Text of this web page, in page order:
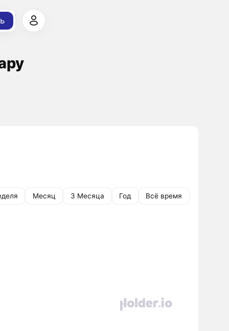
Месяц 3 Месяца Год Всё время